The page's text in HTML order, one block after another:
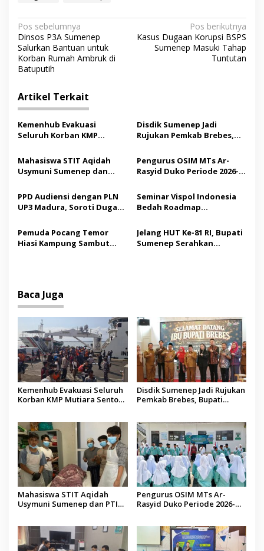
N
a
v
i
g
a
s
i
p
o
s
Pos sebelumnya
Dinsos P3A Sumenep
Salurkan Bantuan untuk
Korban Rumah Ambruk di
Batuputih
Pos berikutnya
Kasus Dugaan Korupsi BSPS
Sumenep Masuki Tahap
Tuntutan
Artikel Terkait
Kemenhub Evakuasi
Seluruh Korban KMP
Operator Diaudit
Disdik Sumenep Jadi
Rujukan Pemkab Brebes,
Pendidikan Berbasis
Budaya
Mahasiswa STIT Aqidah
Usymuni Sumenep dan
Jenazah WNI Asal Aceh di
Malaysia
Pengurus OSIM MTs Ar-
Rasyid Duko Periode 2026-
PPD Audiensi dengan PLN
UP3 Madura, Soroti Dugaan
Listrik Desa di Sumenep
Seminar Vispol Indonesia
Bedah Roadmap
Pendidikan dan Hilirisasi
Jadi Kunci
Pemuda Pocang Temor
Hiasi Kampung Sambut
Jelang HUT Ke-81 RI, Bupati
Sumenep Serahkan
Baca Juga
Kemenhub Evakuasi Seluruh
Korban KMP Mutiara Sentosa
Disdik Sumenep Jadi Rujukan
Pemkab Brebes, Bupati
Mahasiswa STIT Aqidah
Usymuni Sumenep dan PTIQ
Pengurus OSIM MTs Ar-
Rasyid Duko Periode 2026-